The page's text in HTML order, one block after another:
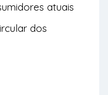
atuais
dos